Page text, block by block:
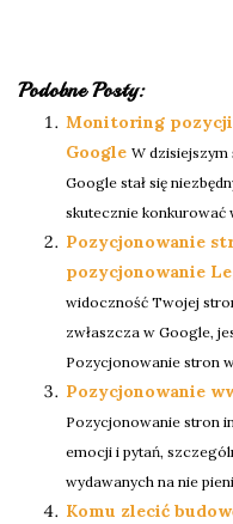
Podobne Posty:
Monitoring
Google W
Google stał się
skutecznie konkurować
Pozycjonowanie
pozycjonowanie
widoczność Twojej
zwłaszcza w Google,
Pozycjonowanie stron
Pozycjonowanie
Pozycjonowanie stron
emocji i pytań,
wydawanych na nie
Komu zlecić